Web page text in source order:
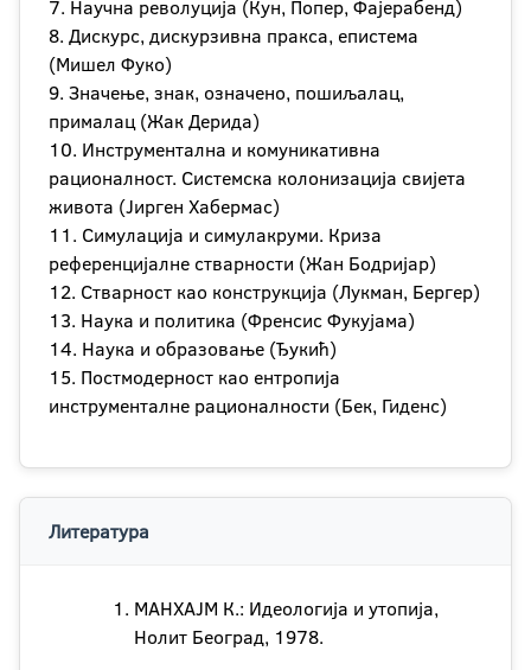
7. Научна револуција (Кун, Попер, Фајерабенд)
8. Дискурс, дискурзивна пракса, епистема
(Мишел Фуко)
9. Значење, знак, означено, пошиљалац,
прималац (Жак Дерида)
10. Инструментална и комуникативна
рационалност. Системска колонизација свијета
живота (Јирген Хабермас)
11. Симулација и симулакруми. Криза
референцијалне стварности (Жан Бодријар)
12. Стварност као конструкција (Лукман, Бергер)
13. Наука и политика (Френсис Фукујама)
14. Наука и образовање (Ђукић)
15. Постмодерност као ентропија
инструменталне рационалности (Бек, Гиденс)
Литература
МАНХАЈМ К.: Идеологија и утопија,
Нолит Београд, 1978.